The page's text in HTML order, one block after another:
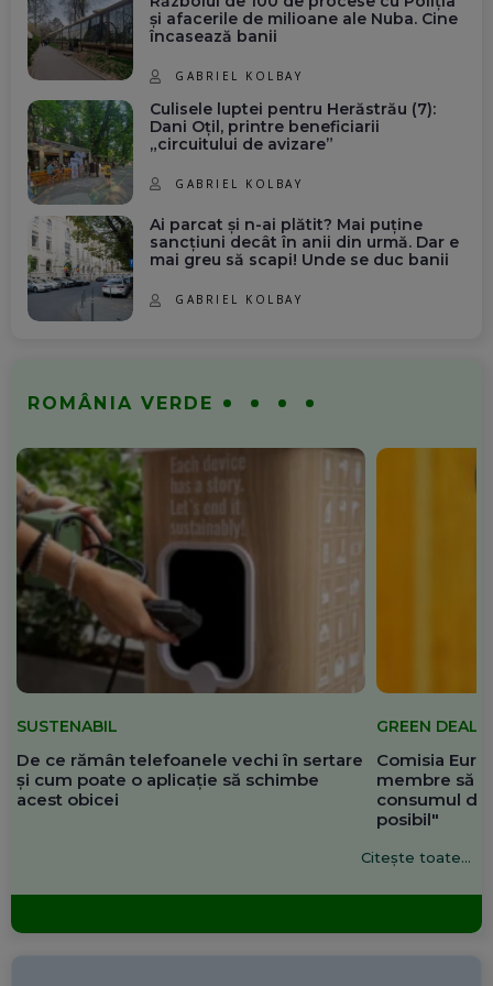
și afacerile de milioane ale Nuba. Cine
încasează banii
GABRIEL KOLBAY
Culisele luptei pentru Herăstrău (7):
Dani Oțil, printre beneficiarii
„circuitului de avizare”
GABRIEL KOLBAY
Ai parcat și n-ai plătit? Mai puține
sancțiuni decât în anii din urmă. Dar e
mai greu să scapi! Unde se duc banii
GABRIEL KOLBAY
ROMÂNIA VERDE
SUSTENABIL
De ce rămân telefoanele vechi în sertare
și cum poate o aplicație să schimbe
acest obicei
GREEN DEAL
Comisia
membre să
consumul de
posibil"
Citește toate...